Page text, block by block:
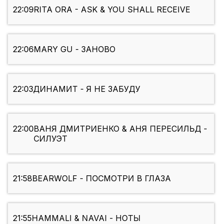
22:09RITA ORA - ASK & YOU SHALL RECEIVE
22:06MARY GU - ЗАНОВО
22:03ДИНАМИТ - Я НЕ ЗАБУДУ
22:00ВАНЯ ДМИТРИЕНКО & АНЯ ПЕРЕСИЛЬД -
СИЛУЭТ
21:58BEARWOLF - ПОСМОТРИ В ГЛАЗА
21:55HAMMALI & NAVAI - НОТЫ